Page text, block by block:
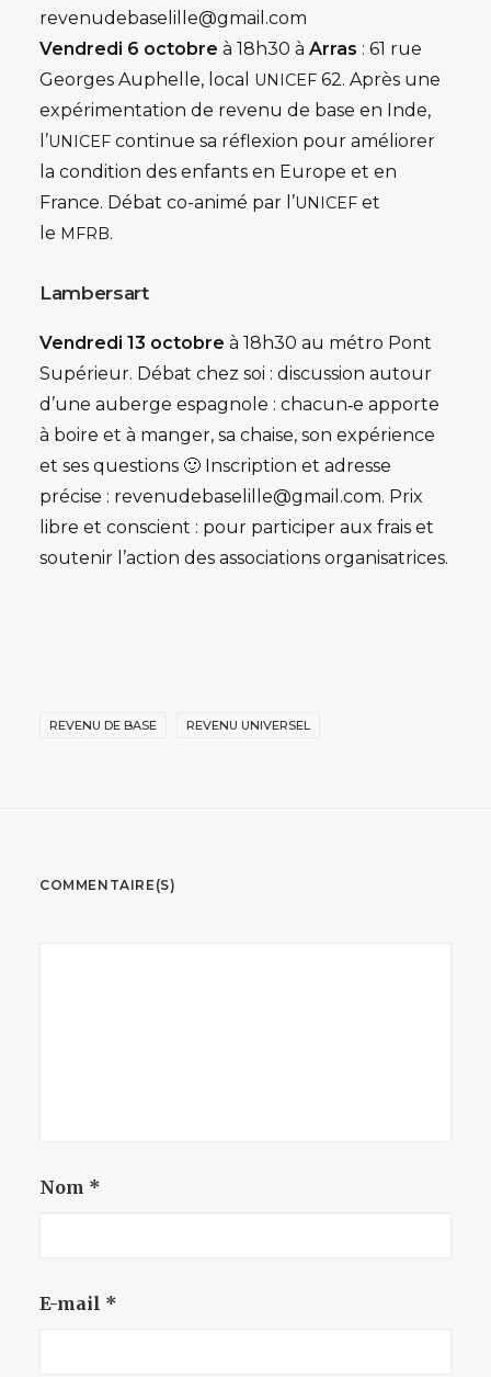
revenudebaselille@gmail.com
Vendredi 6 octobre à 18h30 à Arras : 61 rue
Georges Auphelle, local UNICEF 62. Après une
expérimentation de revenu de base en Inde,
l’UNICEF continue sa réflexion pour améliorer
la condition des enfants en Europe et en
France. Débat co-animé par l’UNICEF et
le MFRB.
Lambersart
Vendredi 13 octobre à 18h30 au métro Pont
Supérieur. Débat chez soi : discussion autour
d’une auberge espagnole : chacun‑e apporte
à boire et à manger, sa chaise, son expérience
et ses questions 🙂 Inscription et adresse
précise : revenudebaselille@gmail.com. Prix
libre et conscient : pour participer aux frais et
soutenir l’action des associations organisatrices.
REVENU DE BASE REVENU UNIVERSEL
COMMENTAIRE(S)
Nom *
E-mail *